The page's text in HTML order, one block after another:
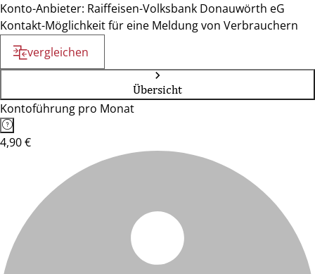
Konto-Anbieter: Raiffeisen-Volksbank Donauwörth eG
Kontakt-Möglichkeit für eine Meldung von Verbrauchern
vergleichen
Übersicht
Kontoführung pro Monat
4,90 €